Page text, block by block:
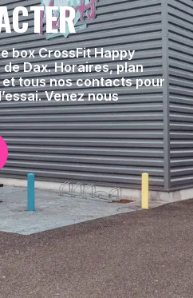
box CrossFit Happy
Dax. Horaires, plan
tous nos contacts pour
Venez nous